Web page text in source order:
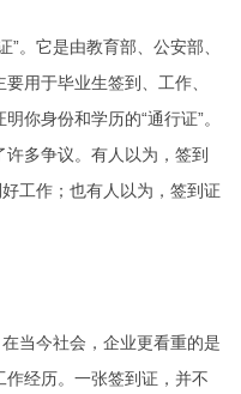
”。它是由教育部、公安部、
用于毕业生签到、工作、
你身份和学历的“通行证”。
多争议。有人以为，签到
工作；也有人以为，签到证
当今社会，企业更看重的是
经历。一张签到证，并不